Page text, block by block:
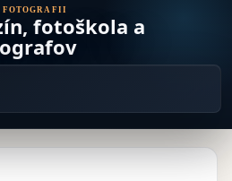
FOTOGRAFII
fotoškola a